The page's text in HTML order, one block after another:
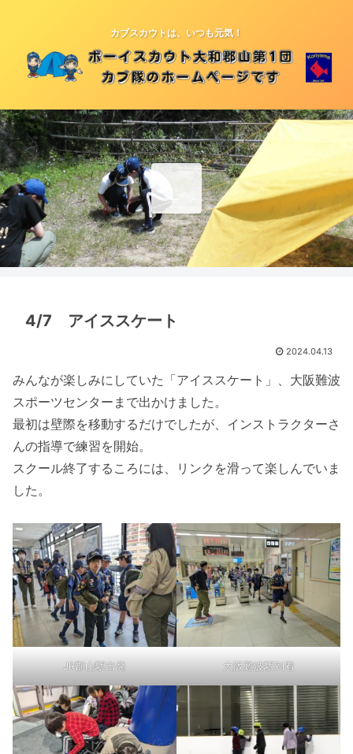
カブスカウトは、いつも元気！
4/7 アイススケート
2024.04.13
みんなが楽しみにしていた「アイススケート」、大阪難波
スポーツセンターまで出かけました。
最初は壁際を移動するだけでしたが、インストラクターさ
んの指導で練習を開始。
スクール終了するころには、リンクを滑って楽しんでいま
した。
JR郡山駅出発 大阪難波駅到着